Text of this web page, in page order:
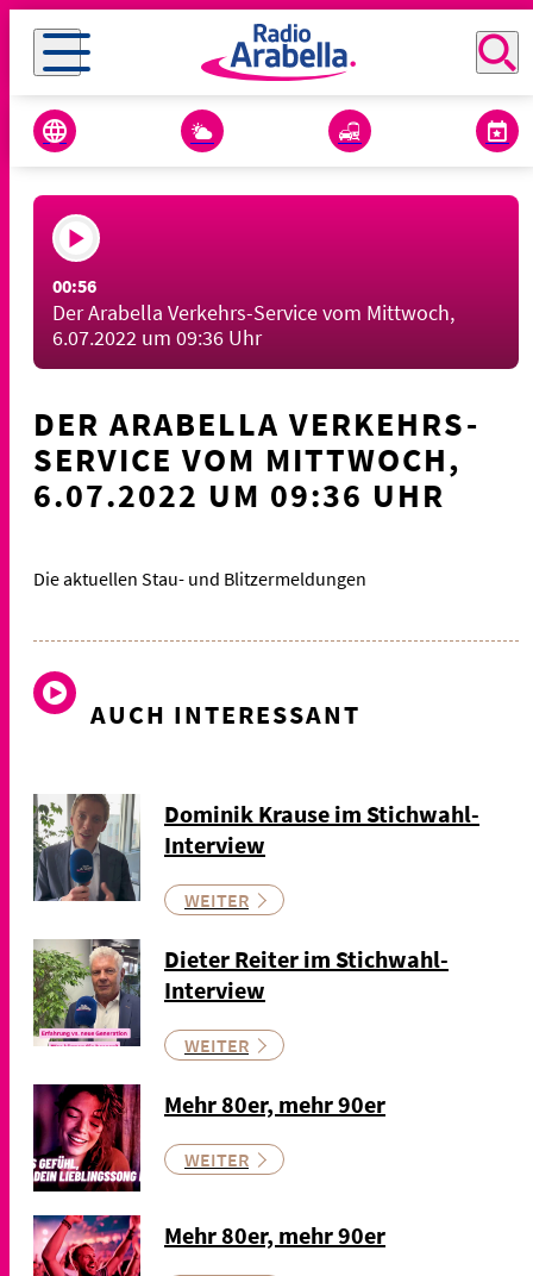
00:56
Der Arabella Verkehrs-Service vom Mittwoch,
6.07.2022 um 09:36 Uhr
DER ARABELLA VERKEHRS-
SERVICE VOM MITTWOCH,
6.07.2022 UM 09:36 UHR
Die aktuellen Stau- und Blitzermeldungen
AUCH INTERESSANT
Dominik Krause im Stichwahl-
Interview
WEITER
Dieter Reiter im Stichwahl-
Interview
WEITER
Mehr 80er, mehr 90er
WEITER
Mehr 80er, mehr 90er